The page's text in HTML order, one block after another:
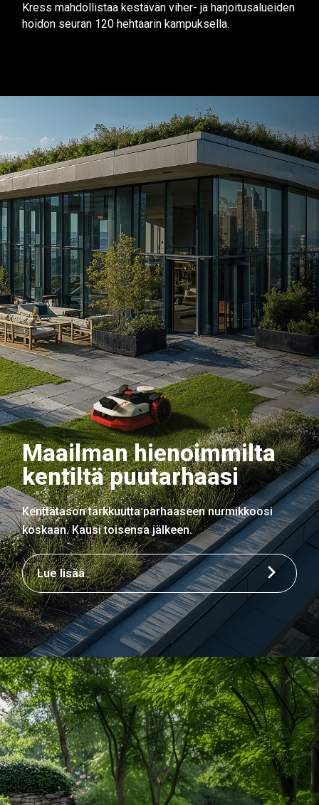
Kress mahdollistaa kestävän viher- ja harjoitusalueiden
hoidon seuran 120 hehtaarin kampuksella.
Maailman hienoimmilta
kentiltä puutarhaasi
Kenttätason tarkkuutta parhaaseen nurmikkoosi
koskaan. Kausi toisensa jälkeen.
Lue lisää